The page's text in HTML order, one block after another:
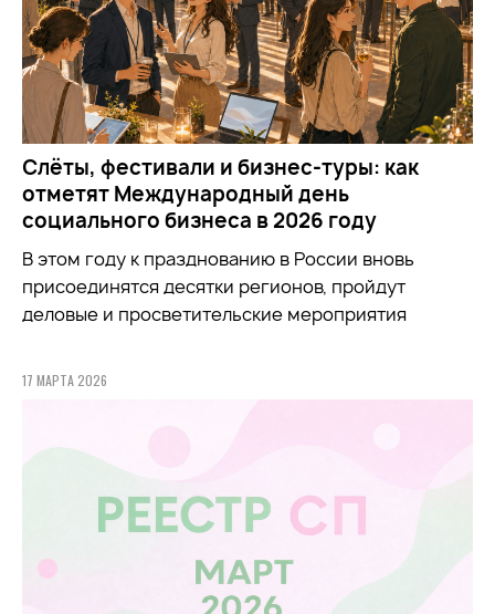
Слёты, фестивали и бизнес-туры: как
отметят Международный день
социального бизнеса в 2026 году
В этом году к празднованию в России вновь
присоединятся десятки регионов, пройдут
деловые и просветительские мероприятия
17 МАРТА 2026